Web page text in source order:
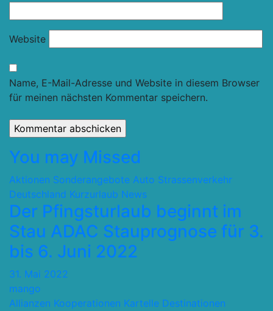
Website
Name, E-Mail-Adresse und Website in diesem Browser
für meinen nächsten Kommentar speichern.
You may Missed
Aktionen Sonderangebote Auto Strassenverkehr
Deutschland Kurzurlaub News
Der Pfingsturlaub beginnt im
Stau ADAC Stauprognose für 3.
bis 6. Juni 2022
31. Mai 2022
mango
Allianzen Kooperationen Kartelle Destinationen